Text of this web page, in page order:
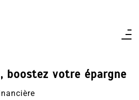
boostez votre épargne